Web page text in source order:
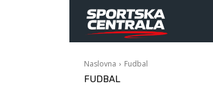
Naslovna Fudbal
FUDBAL